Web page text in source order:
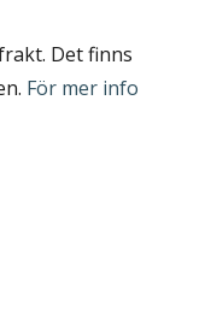
Det finns
För mer info